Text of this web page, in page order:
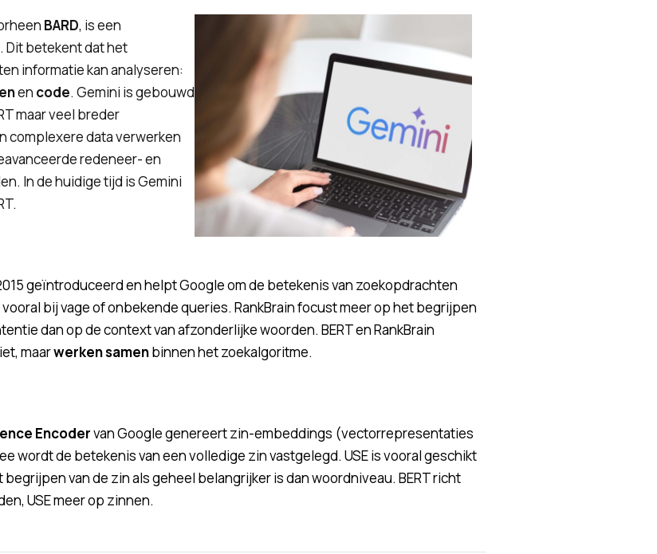
BARD, is een
Dit betekent dat het
informatie kan analyseren:
en code. Gemini is gebouwd
maar veel breder
complexere data verwerken
redeneer- en
In de huidige tijd is Gemini
geïntroduceerd en helpt Google om de betekenis van zoekopdrachten
bij vage of onbekende queries. RankBrain focust meer op het begrijpen
dan op de context van afzonderlijke woorden. BERT en RankBrain
maarwerken samenbinnen het zoekalgoritme.
Encodervan Google genereert zin-embeddings (vectorrepresentaties
wordt de betekenis van een volledige zin vastgelegd. USE is vooral geschikt
begrijpen van de zin als geheel belangrijker is dan woordniveau. BERT richt
USE meer op zinnen.